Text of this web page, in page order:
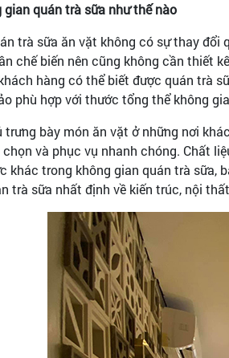
gian quán trà sữa như thế nào
trà sữa ăn vặt không có sự thay đổi
chế biến nên cũng không cần thiết
hàng có thể biết được quán trà
phù hợp với thước tổng thể không
trưng bày món ăn vặt ở những nơi
và phục vụ nhanh chóng. Chất
khác trong không gian quán trà sữa,
trà sữa nhất định về kiến trúc, nội